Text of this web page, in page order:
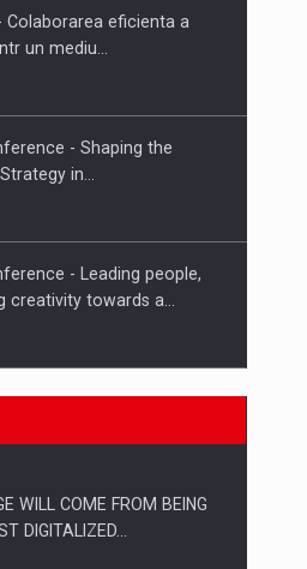
and the Future of
Colaborarea eficienta a
un mediu…
- Shaping the
in…
- Leading people,
creativity towards a…
- Shaping The
Business Evolution-
WILL COME FROM BEING
DIGITALIZED…